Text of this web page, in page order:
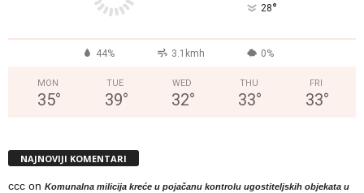
28°
44% 3.1kmh 0%
MON
35°
TUE
39°
WED
32°
THU
33°
FRI
33°
NAJNOVIJI KOMENTARI
ccc on Komunalna milicija kreće u pojačanu kontrolu ugostiteljskih objekata u